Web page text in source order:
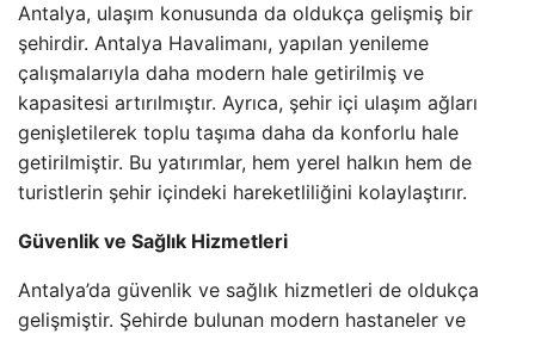
Antalya, ulaşım konusunda da oldukça gelişmiş bir
şehirdir. Antalya Havalimanı, yapılan yenileme
çalışmalarıyla daha modern hale getirilmiş ve
kapasitesi artırılmıştır. Ayrıca, şehir içi ulaşım ağları
genişletilerek toplu taşıma daha da konforlu hale
getirilmiştir. Bu yatırımlar, hem yerel halkın hem de
turistlerin şehir içindeki hareketliliğini kolaylaştırır.
Güvenlik ve Sağlık Hizmetleri
Antalya’da güvenlik ve sağlık hizmetleri de oldukça
gelişmiştir. Şehirde bulunan modern hastaneler ve